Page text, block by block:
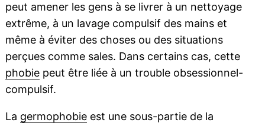
peut amener les gens à se livrer à un nettoyage
extrême, à un lavage compulsif des mains et
même à éviter des choses ou des situations
perçues comme sales. Dans certains cas, cette
phobiepeut être liée à un trouble obsessionnel-
compulsif.
La germophobieest une sous-partie de la